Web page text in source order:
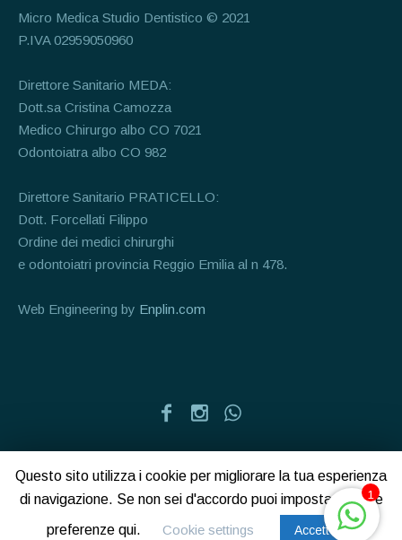
Micro Medica Studio Dentistico © 2021
P.IVA 02959050960
Direttore Sanitario MEDA:
Dott.sa Cristina Camozza
Medico Chirurgo albo CO 7021
Odontoiatra albo CO 982
Direttore Sanitario PRATICELLO:
Dott. Forcellati Filippo
Ordine dei medici chirurghi
e odontoiatri provincia Reggio Emilia al n 478.
Web Engineering by Enplin.com
Home Chi Siamo
Lo Staff mMedica
Richiedi Appuntamento
Informativa Firma 1
Questo sito utilizza i cookie per migliorare la tua esperienza
di navigazione. Se non sei d'accordo puoi impostare le tue
preferenze qui.
Cookie settings Accetto